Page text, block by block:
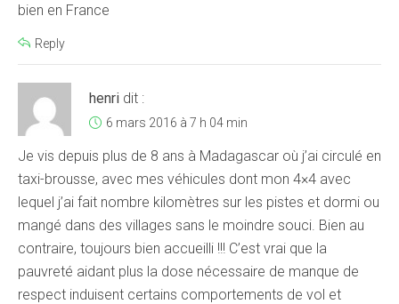
bien en France
Reply
henri dit :
6 mars 2016 à 7 h 04 min
Je vis depuis plus de 8 ans à Madagascar où j’ai circulé en
taxi-brousse, avec mes véhicules dont mon 4×4 avec
lequel j’ai fait nombre kilomètres sur les pistes et dormi ou
mangé dans des villages sans le moindre souci. Bien au
contraire, toujours bien accueilli !!! C’est vrai que la
pauvreté aidant plus la dose nécessaire de manque de
respect induisent certains comportements de vol et